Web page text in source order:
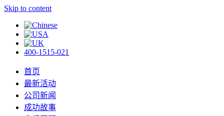
Skip to content
400-1515-021
首页
最新活动
公司新闻
成功故事